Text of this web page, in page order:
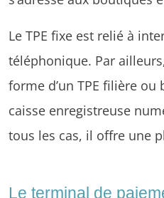
Le TPE fixe est relié à
téléphonique. Par
forme d’un TPE filière
caisse enregistreuse
tous les cas, il offre une
Le terminal de